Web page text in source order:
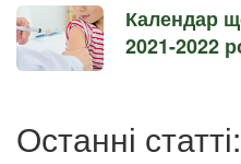
Календар
2021-2022
Останні статті: